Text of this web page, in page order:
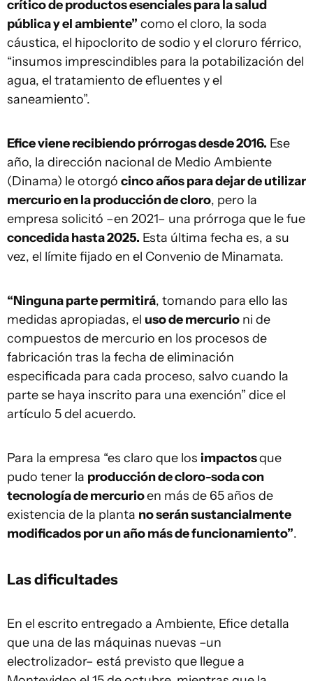
crítico de productos esenciales para la salud
pública y el ambiente” como el cloro, la soda
cáustica, el hipoclorito de sodio y el cloruro férrico,
“insumos imprescindibles para la potabilización del
agua, el tratamiento de efluentes y el
saneamiento”.
Efice viene recibiendo prórrogas desde 2016. Ese
año, la dirección nacional de Medio Ambiente
(Dinama) le otorgó cinco años para dejar de utilizar
mercurio en la producción de cloro, pero la
empresa solicitó –en 2021– una prórroga que le fue
concedida hasta 2025. Esta última fecha es, a su
vez, el límite fijado en el Convenio de Minamata.
“Ninguna parte permitirá, tomando para ello las
medidas apropiadas, el uso de mercurio ni de
compuestos de mercurio en los procesos de
fabricación tras la fecha de eliminación
especificada para cada proceso, salvo cuando la
parte se haya inscrito para una exención” dice el
artículo 5 del acuerdo.
Para la empresa “es claro que los impactosque
pudo tener la producción de cloro-soda con
tecnología de mercurioen más de 65 años de
existencia de la planta no serán sustancialmente
modificados por un año más de funcionamiento”.
Las dificultades
En el escrito entregado a Ambiente, Efice detalla
que una de las máquinas nuevas –un
electrolizador– está previsto que llegue a